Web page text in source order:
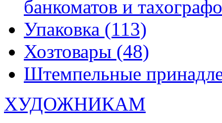
банкоматов и
Упаковка (113)
Хозтовары (48)
Штемпельные
ХУДОЖНИКАМ